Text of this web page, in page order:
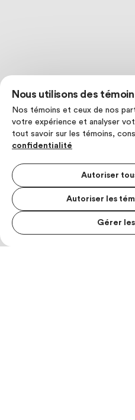
Nous utilisons des
Nos témoins et ceux de nos
votre expérience et analyser
tout savoir sur les témoins,
confidentialité
Autoriser
Autoriser les
Gérer